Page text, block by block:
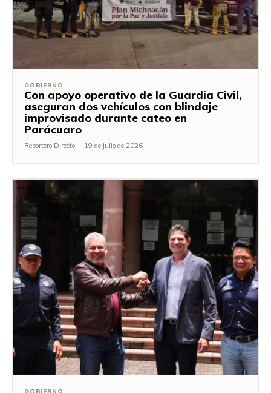
GOBIERNO
Con apoyo operativo de la Guardia Civil,
aseguran dos vehículos con blindaje
improvisado durante cateo en
Parácuaro
Reportero Directo - 19 de julio de 2026